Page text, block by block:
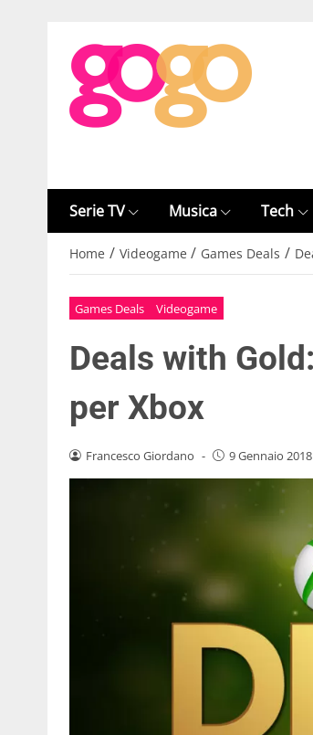
Serie TV Musica Tech
Home / Videogame / Games Deals /
Games Deals Videogame
Deals with
per Xbox
Francesco Giordano - 9 Gennaio 2018